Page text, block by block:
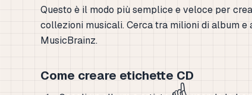
Questo è il modo più semplice e veloce per
collezioni musicali. Cerca tra milioni di album
MusicBrainz.
Come creare etichette CD